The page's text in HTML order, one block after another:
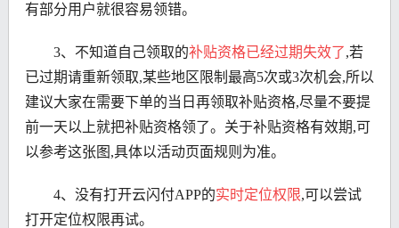
有部分用户就很容易领错。
3、不知道自己领取的补贴资格已经过期失效了,若
已过期请重新领取,某些地区限制最高5次或3次机会,所以
建议大家在需要下单的当日再领取补贴资格,尽量不要提
前一天以上就把补贴资格领了。关于补贴资格有效期,可
以参考这张图,具体以活动页面规则为准。
4、没有打开云闪付APP的实时定位权限,可以尝试
打开定位权限再试。